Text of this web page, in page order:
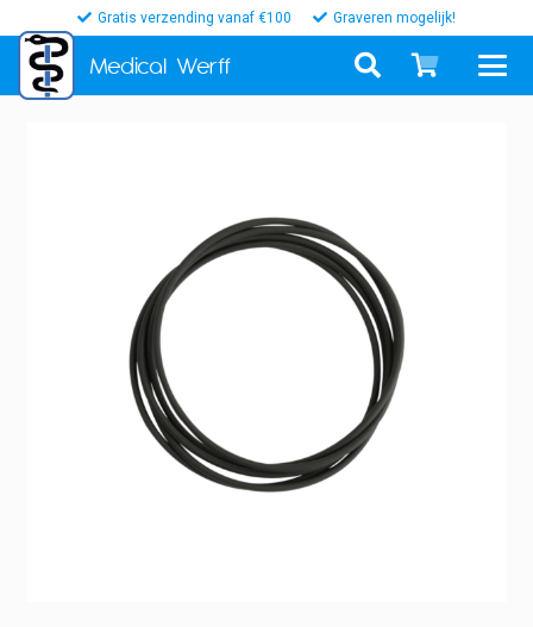
Gratis verzending vanaf €100 Graveren mogelijk!
Medical Werff